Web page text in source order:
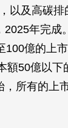
以及高碳排
年完成
100億的上
50億以下
所有的上